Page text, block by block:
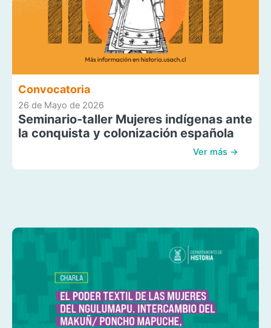
Convocatoria
26 de Mayo de 2026
Seminario-taller Mujeres indígenas ante
la conquista y colonización española
Ver más →